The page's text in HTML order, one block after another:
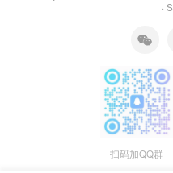
·
扫码加QQ群